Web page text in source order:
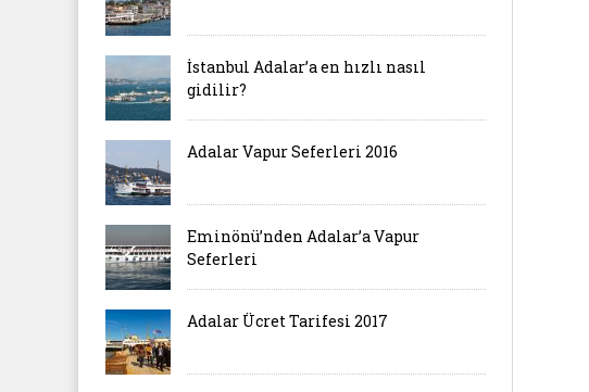
İstanbul Adalar’a en hızlı nasıl
gidilir?
Adalar Vapur Seferleri 2016
Eminönü’nden Adalar’a Vapur
Seferleri
Adalar Ücret Tarifesi 2017